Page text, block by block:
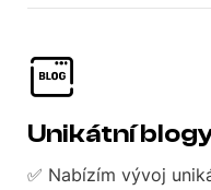
Unikátní
✅ Nabízím vývoj